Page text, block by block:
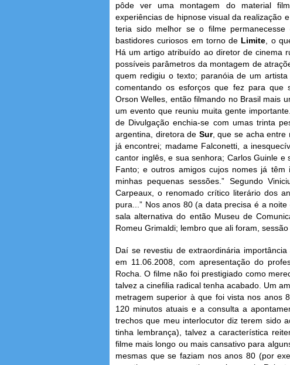
pôde ver uma montagem do material
experiências de hipnose visual da realização
teria sido melhor se o filme
bastidores curiosos em torno de Limite, o
Há um artigo atribuído ao diretor de cinema
possíveis parâmetros da montagem de
quem redigiu o texto; paranóia de um
comentando os esforços que fez para que
Orson Welles, então filmando no Brasil mais
um evento que reuniu muita gente
de Divulgação enchia-se com umas trinta
argentina, diretora de Sur, que se acha entre
já encontrei; madame Falconetti, a
cantor inglês, e sua senhora; Carlos Guinle
Fanto; e outros amigos cujos nomes já têm
minhas pequenas sessões.” Segundo
Carpeaux, o renomado crítico literário dos
pura...” Nos anos 80 (a data precisa é a
sala alternativa do então Museu de
Romeu Grimaldi; lembro que ali foram,
Daí se revestiu de extraordinária
em 11.06.2008, com apresentação do
Rocha. O filme não foi prestigiado como
talvez a cinefilia radical tenha acabado. Um
metragem superior à que foi vista nos anos
120 minutos atuais e a consulta a
trechos que meu interlocutor diz terem sido
tinha lembrança), talvez a característica
filme mais longo ou mais cansativo para
mesmas que se faziam nos anos 80 (por